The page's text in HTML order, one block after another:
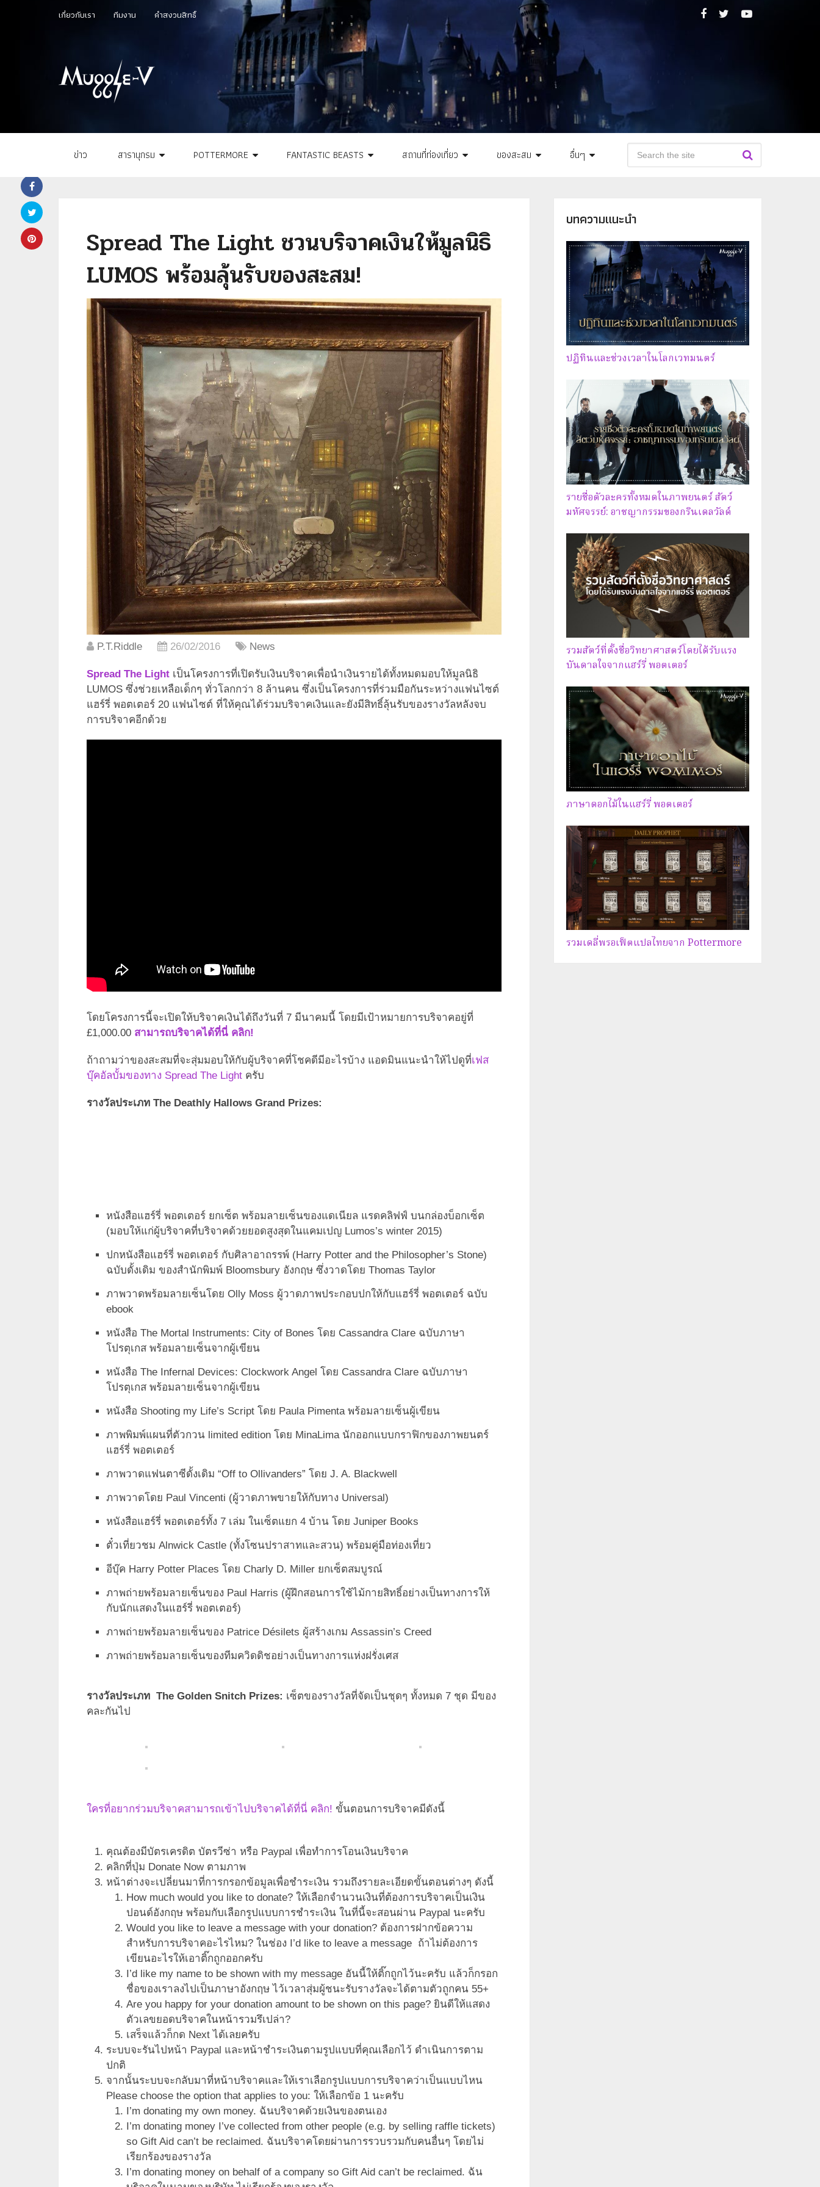
เกี่ยวกับเรา ทีมงาน คำสงวนสิทธิ์
ข่าว สารานุกรม POTTERMORE FANTASTIC BEASTS สถานที่ท่องเที่ยว ของสะสม อื่นๆ
Spread The Light ชวนบริจาคเงินให้มูลนิธิ
LUMOS พร้อมลุ้นรับของสะสม!
P.T.Riddle 26/02/2016 News
Spread The Light เป็นโครงการที่เปิดรับเงินบริจาคเพื่อนำเงินรายได้ทั้งหมดมอบให้มูลนิธิ
LUMOS ซึ่งช่วยเหลือเด็กๆ ทั่วโลกกว่า 8 ล้านคน ซึ่งเป็นโครงการที่ร่วมมือกันระหว่างแฟนไซต์
แฮร์รี่ พอตเตอร์ 20 แฟนไซต์ ที่ให้คุณได้ร่วมบริจาคเงินและยังมีสิทธิ์ลุ้นรับของรางวัลหลังจบ
การบริจาคอีกด้วย
โดยโครงการนี้จะเปิดให้บริจาคเงินได้ถึงวันที่ 7 มีนาคมนี้ โดยมีเป้าหมายการบริจาคอยู่ที่
£1,000.00 สามารถบริจาคได้ที่นี่ คลิก!
ถ้าถามว่าของสะสมที่จะสุ่มมอบให้กับผู้บริจาคที่โชคดีมีอะไรบ้าง แอดมินแนะนำให้ไปดูที่เฟส
บุ๊คอัลบั้มของทาง Spread The Light ครับ
รางวัลประเภท The Deathly Hallows Grand Prizes:
หนังสือแฮร์รี่ พอตเตอร์ ยกเซ็ต พร้อมลายเซ็นของแดเนียล แรดคลิฟฟ์ บนกล่องบ็อกเซ็ต
(มอบให้แก่ผู้บริจาคที่บริจาคด้วยยอดสูงสุดในแคมเปญ Lumos’s winter 2015)
ปกหนังสือแฮร์รี่ พอตเตอร์ กับศิลาอาถรรพ์ (Harry Potter and the Philosopher’s Stone)
ฉบับดั้งเดิม ของสำนักพิมพ์ Bloomsbury อังกฤษ ซึ่งวาดโดย Thomas Taylor
ภาพวาดพร้อมลายเซ็นโดย Olly Moss ผู้วาดภาพประกอบปกให้กับแฮร์รี่ พอตเตอร์ ฉบับ
ebook
หนังสือ The Mortal Instruments: City of Bones โดย Cassandra Clare ฉบับภาษา
โปรตุเกส พร้อมลายเซ็นจากผู้เขียน
หนังสือ The Infernal Devices: Clockwork Angel โดย Cassandra Clare ฉบับภาษา
โปรตุเกส พร้อมลายเซ็นจากผู้เขียน
หนังสือ Shooting my Life’s Script โดย Paula Pimenta พร้อมลายเซ็นผู้เขียน
ภาพพิมพ์แผนที่ตัวกวน limited edition โดย MinaLima นักออกแบบกราฟิกของภาพยนตร์
แฮร์รี่ พอตเตอร์
ภาพวาดแฟนตาซีดั้งเดิม “Off to Ollivanders” โดย J. A. Blackwell
ภาพวาดโดย Paul Vincenti (ผู้วาดภาพขายให้กับทาง Universal)
หนังสือแฮร์รี่ พอตเตอร์ทั้ง 7 เล่ม ในเซ็ตแยก 4 บ้าน โดย Juniper Books
ตั๋วเที่ยวชม Alnwick Castle (ทั้งโซนปราสาทและสวน) พร้อมคู่มือท่องเที่ยว
อีบุ๊ค Harry Potter Places โดย Charly D. Miller ยกเซ็ตสมบูรณ์
ภาพถ่ายพร้อมลายเซ็นของ Paul Harris (ผู้ฝึกสอนการใช้ไม้กายสิทธิ์อย่างเป็นทางการให้
กับนักแสดงในแฮร์รี่ พอตเตอร์)
ภาพถ่ายพร้อมลายเซ็นของ Patrice Désilets ผู้สร้างเกม Assassin’s Creed
ภาพถ่ายพร้อมลายเซ็นของทีมควิดดิชอย่างเป็นทางการแห่งฝรั่งเศส
รางวัลประเภท The Golden Snitch Prizes: เซ็ตของรางวัลที่จัดเป็นชุดๆ ทั้งหมด 7 ชุด มีของ
คละกันไป
ใครที่อยากร่วมบริจาคสามารถเข้าไปบริจาคได้ที่นี่ คลิก! ขั้นตอนการบริจาคมีดังนี้
คุณต้องมีบัตรเครดิต บัตรวีซ่า หรือ Paypal เพื่อทำการโอนเงินบริจาค
คลิกที่ปุ่ม Donate Now ตามภาพ
หน้าต่างจะเปลี่ยนมาที่การกรอกข้อมูลเพื่อชำระเงิน รวมถึงรายละเอียดขั้นตอนต่างๆ ดังนี้
How much would you like to donate? ให้เลือกจำนวนเงินที่ต้องการบริจาคเป็นเงิน
ปอนด์อังกฤษ พร้อมกับเลือกรูปแบบการชำระเงิน ในที่นี้จะสอนผ่าน Paypal นะครับ
Would you like to leave a message with your donation? ต้องการฝากข้อความ
สำหรับการบริจาคอะไรไหม? ในช่อง I’d like to leave a message ถ้าไม่ต้องการ
เขียนอะไรให้เอาติ๊กถูกออกครับ
I’d like my name to be shown with my message อันนี้ให้ติ๊กถูกไว้นะครับ แล้วก็กรอก
ชื่อของเราลงไปเป็นภาษาอังกฤษ ไว้เวลาสุ่มผู้ชนะรับรางวัลจะได้ตามตัวถูกคน 55+
Are you happy for your donation amount to be shown on this page? ยินดีให้แสดง
ตัวเลขยอดบริจาคในหน้ารวมรึเปล่า?
เสร็จแล้วก็กด Next ได้เลยครับ
ระบบจะรันไปหน้า Paypal และหน้าชำระเงินตามรูปแบบที่คุณเลือกไว้ ดำเนินการตาม
ปกติ
จากนั้นระบบจะกลับมาที่หน้าบริจาคและให้เราเลือกรูปแบบการบริจาคว่าเป็นแบบไหน
Please choose the option that applies to you: ให้เลือกข้อ 1 นะครับ
I’m donating my own money. ฉันบริจาคด้วยเงินของตนเอง
I’m donating money I’ve collected from other people (e.g. by selling raffle tickets)
so Gift Aid can’t be reclaimed. ฉันบริจาคโดยผ่านการรวบรวมกับคนอื่นๆ โดยไม่
เรียกร้องของรางวัล
I’m donating money on behalf of a company so Gift Aid can’t be reclaimed. ฉัน
บทความแนะนำ
ปฏิทินและช่วงเวลาในโลกเวทมนตร์
รายชื่อตัวละครทั้งหมดในภาพยนตร์ สัตว์
มหัศจรรย์: อาชญากรรมของกรินเดลวัลด์
รวมสัตว์ที่ตั้งชื่อวิทยาศาสตร์โดยได้รับแรง
บันดาลใจจากแฮร์รี่ พอตเตอร์
ภาษาดอกไม้ในแฮร์รี่ พอตเตอร์
รวมเดลี่พรอเฟ็ตแปลไทยจาก Pottermore